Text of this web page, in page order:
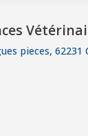
pieces, 62231